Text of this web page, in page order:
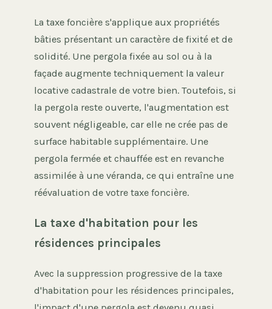
La taxe foncière s'applique aux propriétés
bâties présentant un caractère de fixité et de
solidité. Une pergola fixée au sol ou à la
façade augmente techniquement la valeur
locative cadastrale de votre bien. Toutefois, si
la pergola reste ouverte, l'augmentation est
souvent négligeable, car elle ne crée pas de
surface habitable supplémentaire. Une
pergola fermée et chauffée est en revanche
assimilée à une véranda, ce qui entraîne une
réévaluation de votre taxe foncière.
La taxe d'habitation pour les
résidences principales
Avec la suppression progressive de la taxe
d'habitation pour les résidences principales,